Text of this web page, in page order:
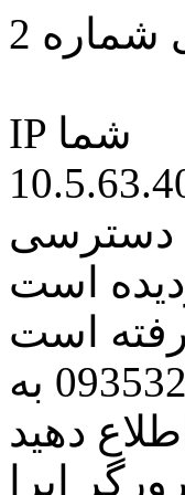
2
IP شما
دسترسی
است
است
مراتب این مسئله را از طریق شماره تلفن 09353273300 به
دهید
اپرا